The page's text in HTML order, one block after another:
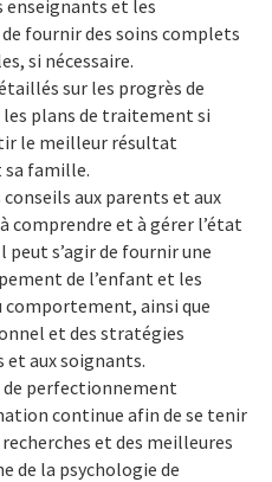
enseignants et les
fournir des soins complets
si nécessaire.
sur les progrès de
plans de traitement si
le meilleur résultat
sa famille.
aux parents et aux
comprendre et à gérer l’état
s’agir de fournir une
de l’enfant et les
comportement, ainsi que
et des stratégies
et aux soignants.
de perfectionnement
continue afin de se tenir
et des meilleures
de la psychologie de